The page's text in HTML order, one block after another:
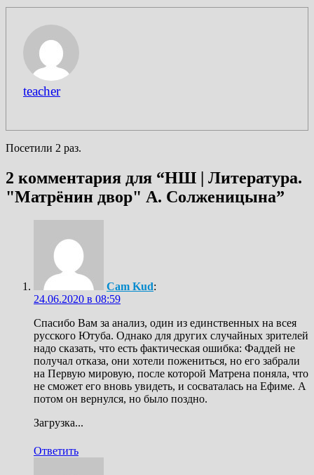
teacher
Посетили 2 раз.
2 комментария для “НШ | Литература.
"Матрёнин двор" А. Солженицына”
Cam Kud:
24.06.2020 в 08:59
Спасибо Вам за анализ, один из единственных на всея
русского Ютуба. Однако для других случайных зрителей
надо сказать, что есть фактическая ошибка: Фаддей не
получал отказа, они хотели пожениться, но его забрали
на Первую мировую, после которой Матрена поняла, что
не сможет его вновь увидеть, и сосваталась на Ефиме. А
потом он вернулся, но было поздно.
Загрузка...
Ответить